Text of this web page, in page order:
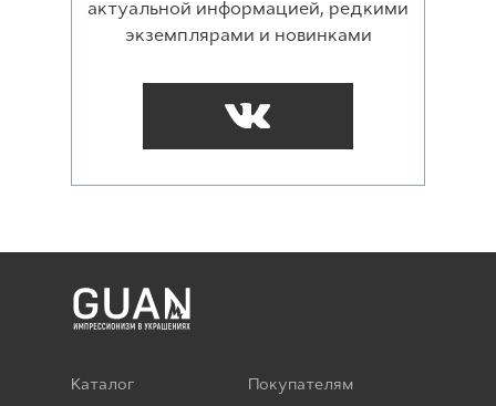
актуальной информацией, редкими
экземплярами и новинками
Каталог Покупателям